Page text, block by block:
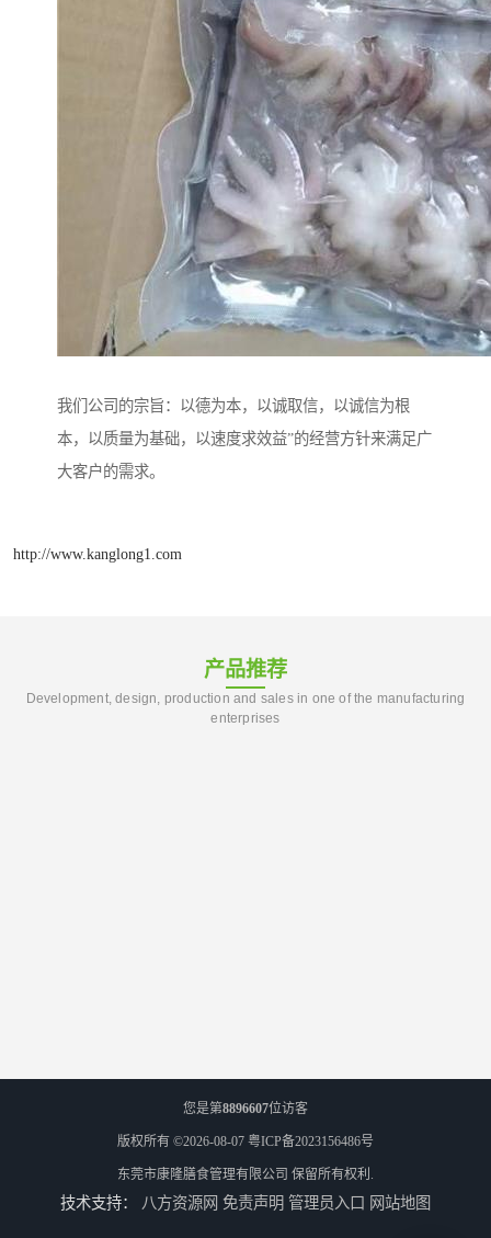
我们公司的宗旨：以德为本，以诚取信，以诚信为根
本，以质量为基础，以速度求效益”的经营方针来满足广
大客户的需求。
http://www.kanglong1.com
产品推荐
Development, design, production and sales in one of the manufacturing
enterprises
您是第8896607位访客
版权所有 ©2026-08-07 粤ICP备2023156486号
东莞市康隆膳食管理有限公司 保留所有权利.
技术支持： 八方资源网 免责声明 管理员入口 网站地图